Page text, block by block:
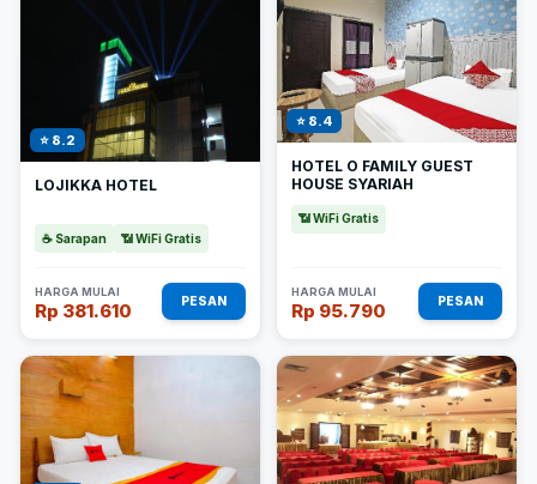
⭐ 8.2
LOJIKKA HOTEL
☕ Sarapan 📶 WiFi Gratis
HARGA MULAI
Rp 381.610 PESAN
⭐ 8.4
HOTEL O FAMILY GUEST
HOUSE SYARIAH
📶 WiFi Gratis
HARGA MULAI
Rp 95.790 PESAN